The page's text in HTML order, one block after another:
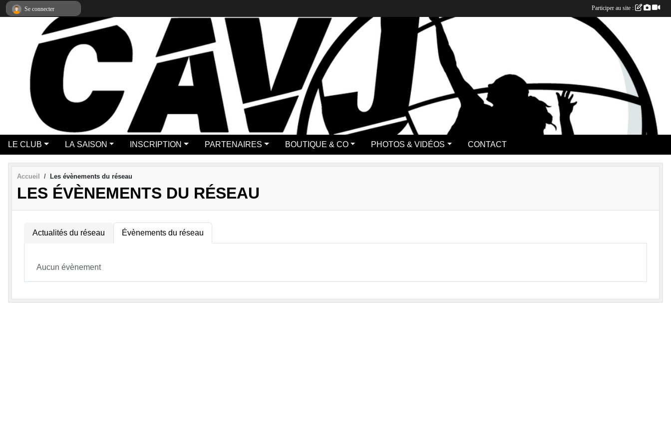
LE CLUB LA SAISON INSCRIPTION PARTENAIRES BOUTIQUE & CO PHOTOS & VIDÉOS CONTACT
Accueil Les évènements du réseau
LES ÉVÈNEMENTS DU RÉSEAU
Actualités du réseau Évènements du réseau
Aucun évènement
Se connecter Participer au site :
Panneau de gestion des cookies